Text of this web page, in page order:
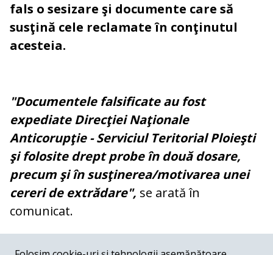
fals o sesizare şi documente care să
susţină cele reclamate în conţinutul
acesteia.
"Documentele falsificate au fost
expediate Direcţiei Naţionale
Anticorupţie - Serviciul Teritorial Ploieşti
şi folosite drept probe în două dosare,
precum şi în susţinerea/motivarea unei
cereri de extrădare", se arată în
comunicat.
COMENTARII